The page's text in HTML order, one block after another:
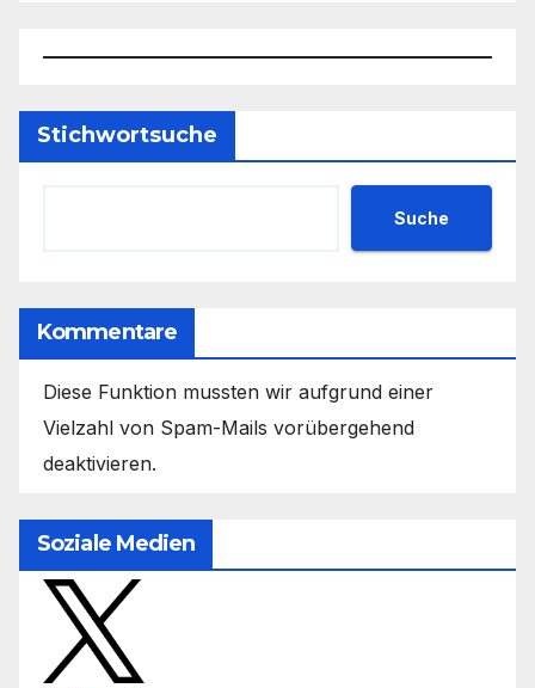
Stichwortsuche
Suche
Kommentare
Diese Funktion mussten wir aufgrund einer
Vielzahl von Spam-Mails vorübergehend
deaktivieren.
Soziale Medien